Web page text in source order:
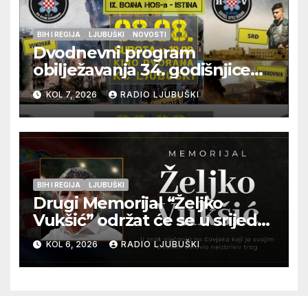
BIH I REGIJA LJUBUŠKI NOVOSTI
Dvodnevni program
obilježavanja 34. godišnjice
pogibije generala Blaža
Kraljevića i osmorice
pripadnika HOS-a
KOL 7, 2026 RADIO LJUBUŠKI
BIH I REGIJA LJUBUŠKI
Drugi Memorijal “Željko
Vukšić” održat će se u srijedu
12. kolovoza u Otoku
KOL 6, 2026 RADIO LJUBUŠKI